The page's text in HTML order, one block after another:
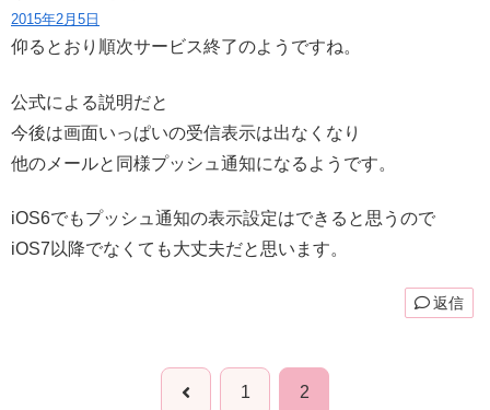
2015年2月5日
仰るとおり順次サービス終了のようですね。
公式による説明だと
今後は画面いっぱいの受信表示は出なくなり
他のメールと同様プッシュ通知になるようです。
iOS6でもプッシュ通知の表示設定はできると思うので
iOS7以降でなくても大丈夫だと思います。
返信
前 1 2